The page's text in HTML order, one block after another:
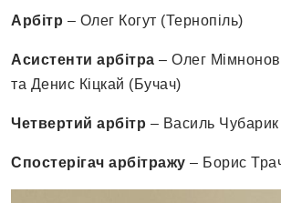
Арбітр – Олег Когут (Тернопіль)
Асистенти арбітра – Олег
та Денис Кіцкай (Бучач)
Четвертий арбітр – Василь Чубарик
Спостерігач арбітражу – Борис